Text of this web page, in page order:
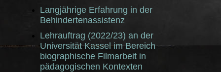
Langjährige Erfahrung in der
Behindertenassistenz
Lehrauftrag (2022/23) an der
Universität Kassel im Bereich
biographische Filmarbeit in
pädagogischen Kontexten